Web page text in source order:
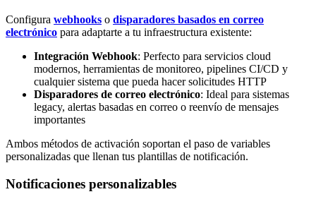
Configura webhooks o disparadores basados en correo
electrónico para adaptarte a tu infraestructura existente:
Integración Webhook: Perfecto para servicios cloud
modernos, herramientas de monitoreo, pipelines CI/CD y
cualquier sistema que pueda hacer solicitudes HTTP
Disparadores de correo electrónico: Ideal para sistemas
legacy, alertas basadas en correo o reenvío de mensajes
importantes
Ambos métodos de activación soportan el paso de variables
personalizadas que llenan tus plantillas de notificación.
Notificaciones personalizables